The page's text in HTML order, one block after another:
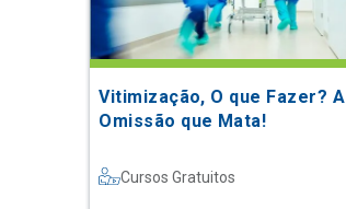
Vitimização, O que Fazer? A
Omissão que Mata!
Cursos Gratuitos